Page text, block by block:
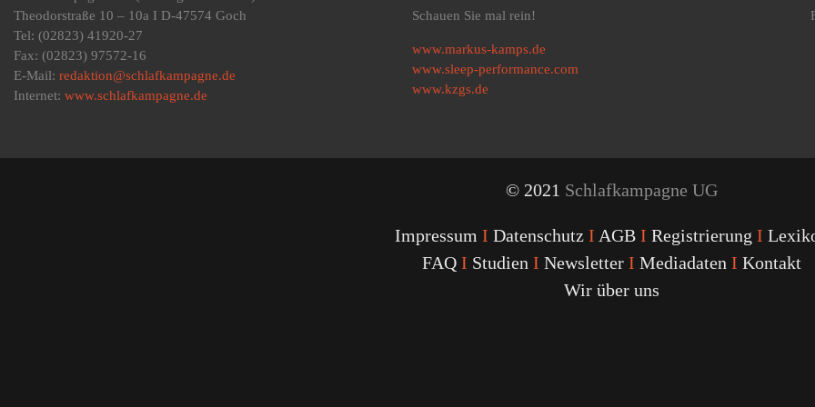
Theodorstraße 10 – 10a I D-47574 Goch
Tel: (02823) 41920-27
Fax: (02823) 97572-16
E-Mail: redaktion@schlafkampagne.de
Internet: www.schlafkampagne.de
Schauen Sie mal rein!
www.markus-kamps.de
www.sleep-performance.com
www.kzgs.de
© 2021 Schlafkampagne UG
Impressum I Datenschutz I AGB I Registrierung I
FAQ I Studien I Newsletter I Mediadaten I Kontakt
Wir über uns